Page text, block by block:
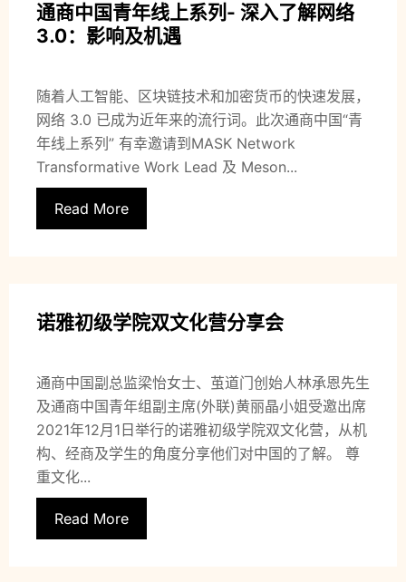
通商中国青年线上系列- 深入了解网络
3.0：影响及机遇
随着人工智能、区块链技术和加密货币的快速发展，
网络 3.0 已成为近年来的流行词。此次通商中国“青
年线上系列” 有幸邀请到MASK Network
Transformative Work Lead 及 Meson...
Read More
诺雅初级学院双文化营分享会
通商中国副总监梁怡女士、茧道门创始人林承恩先生
及通商中国青年组副主席(外联)黄丽晶小姐受邀出席
2021年12月1日举行的诺雅初级学院双文化营，从机
构、经商及学生的角度分享他们对中国的了解。 尊
重文化...
Read More